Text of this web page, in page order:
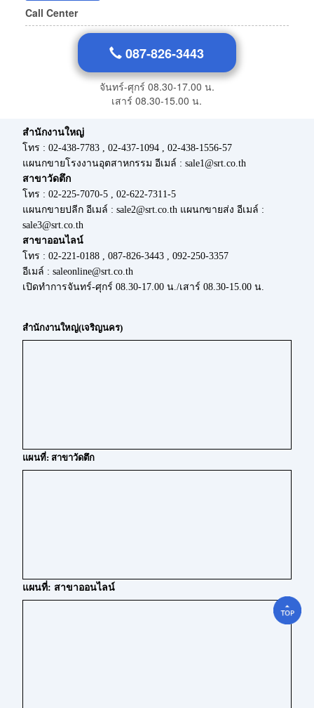
Call Center
087-826-3443
จันทร์-ศุกร์ 08.30-17.00 น.
เสาร์ 08.30-15.00 น.
สำนักงานใหญ่
โทร : 02-438-7783 , 02-437-1094 , 02-438-1556-57
แผนกขายโรงงานอุตสาหกรรม อีเมล์ : sale1@srt.co.th
สาขาวัดตึก
โทร : 02-225-7070-5 , 02-622-7311-5
แผนกขายปลีก อีเมล์ : sale2@srt.co.th แผนกขายส่ง อีเมล์ :
sale3@srt.co.th
สาขาออนไลน์
โทร : 02-221-0188 , 087-826-3443 , 092-250-3357
อีเมล์ : saleonline@srt.co.th
เปิดทำการจันทร์-ศุกร์ 08.30-17.00 น./เสาร์ 08.30-15.00 น.
สำนักงานใหญ่(เจริญนคร)
แผนที่: สาขาวัดตึก
แผนที่: สาขาออนไลน์